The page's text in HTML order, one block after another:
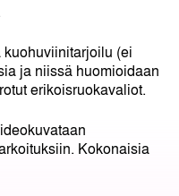
(ei
ja niissä huomioidaan
erikoisruokavaliot.
Kokonaisia